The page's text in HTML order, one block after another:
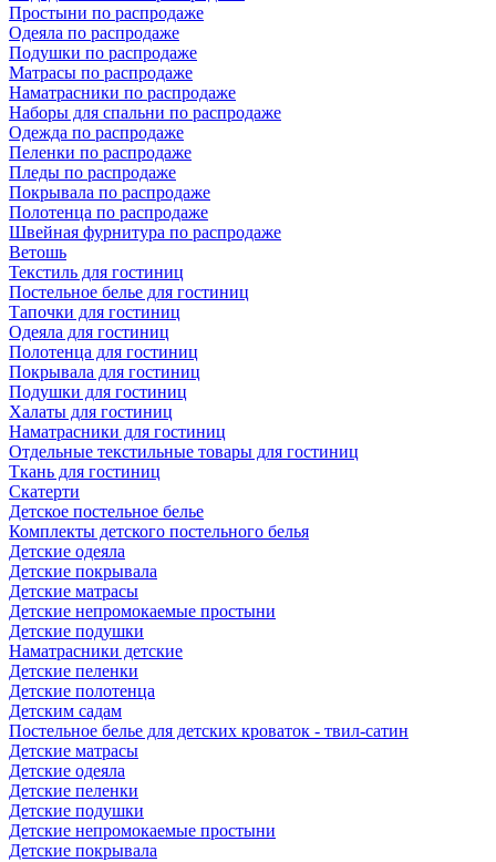
Простыни по распродаже
Одеяла по распродаже
Подушки по распродаже
Матрасы по распродаже
Наматрасники по распродаже
Наборы для спальни по распродаже
Одежда по распродаже
Пеленки по распродаже
Пледы по распродаже
Покрывала по распродаже
Полотенца по распродаже
Швейная фурнитура по распродаже
Ветошь
Текстиль для гостиниц
Постельное белье для гостиниц
Тапочки для гостиниц
Одеяла для гостиниц
Полотенца для гостиниц
Покрывала для гостиниц
Подушки для гостиниц
Халаты для гостиниц
Наматрасники для гостиниц
Отдельные текстильные товары для гостиниц
Ткань для гостиниц
Скатерти
Детское постельное белье
Комплекты детского постельного белья
Детские одеяла
Детские покрывала
Детские матрасы
Детские непромокаемые простыни
Детские подушки
Наматрасники детские
Детские пеленки
Детские полотенца
Детским садам
Постельное белье для детских кроваток - твил-сатин
Детские матрасы
Детские одеяла
Детские пеленки
Детские подушки
Детские непромокаемые простыни
Детские покрывала